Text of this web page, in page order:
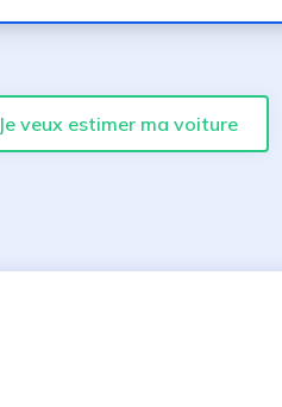
Je veux estimer ma voiture